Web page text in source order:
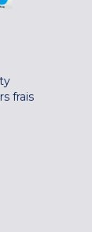
frais